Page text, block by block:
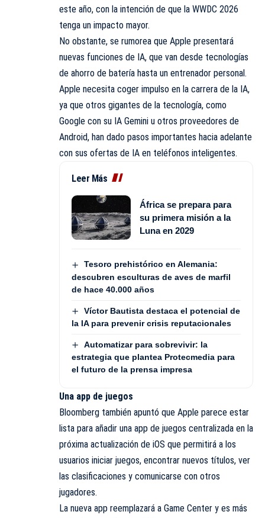
este año, con la intención de que la WWDC 2026
tenga un impacto mayor.
No obstante, se rumorea que Apple presentará
nuevas funciones de IA, que van desde tecnologías
de ahorro de batería hasta un entrenador personal.
Apple necesita coger impulso en la carrera de la IA,
ya que otros gigantes de la tecnología, como
Google con su IA Gemini u otros proveedores de
Android, han dado pasos importantes hacia adelante
con sus ofertas de IA en teléfonos inteligentes.
Leer Más
África se prepara para
su primera misión a la
Luna en 2029
Tesoro prehistórico en Alemania:
descubren esculturas de aves de marfil
de hace 40.000 años
Víctor Bautista destaca el potencial de
la IA para prevenir crisis reputacionales
Automatizar para sobrevivir: la
estrategia que plantea Protecmedia para
el futuro de la prensa impresa
Una app de juegos
Bloomberg también apuntó que Apple parece estar
lista para añadir una app de juegos centralizada en la
próxima actualización de iOS que permitirá a los
usuarios iniciar juegos, encontrar nuevos títulos, ver
las clasificaciones y comunicarse con otros
jugadores.
La nueva app reemplazará a Game Center y es más